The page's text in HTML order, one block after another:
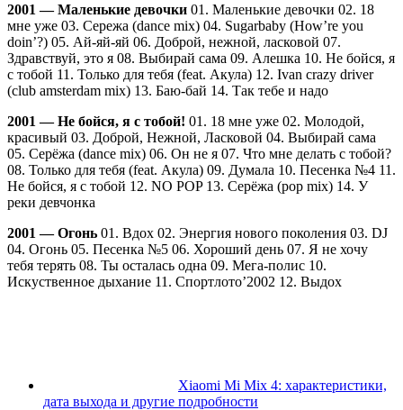
2001 — Маленькие девочки 01. Маленькие девочки 02. 18
мне уже 03. Сережа (dance mix) 04. Sugarbaby (How’re you
doin’?) 05. Ай-яй-яй 06. Доброй, нежной, ласковой 07.
Здравствуй, это я 08. Выбирай сама 09. Алешка 10. Не бойся, я
с тобой 11. Только для тебя (feat. Акула) 12. Ivan crazy driver
(club amsterdam mix) 13. Баю-бай 14. Так тебе и надо
2001 — Не бойся, я с тобой! 01. 18 мне уже 02. Молодой,
красивый 03. Доброй, Нежной, Ласковой 04. Выбирай сама
05. Серёжа (dance mix) 06. Он не я 07. Что мне делать с тобой?
08. Только для тебя (feat. Акула) 09. Думала 10. Песенка №4 11.
Не бойся, я с тобой 12. NO POP 13. Серёжа (pop mix) 14. У
реки девчонка
2001 — Огонь 01. Вдох 02. Энергия нового поколения 03. DJ
04. Огонь 05. Песенка №5 06. Хороший день 07. Я не хочу
тебя терять 08. Ты осталась одна 09. Мега-полис 10.
Искуственное дыхание 11. Спортлото’2002 12. Выдох
Xiaomi Mi Mix 4: характеристики,
дата выхода и другие подробности